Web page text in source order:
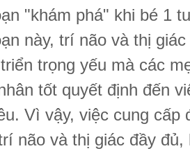
"khám phá" khi bé 1
này, trí não và thị
trọng yếu mà các
tốt quyết định đến
Vì vậy, việc cung cấp
não và thị giác đầy đủ,